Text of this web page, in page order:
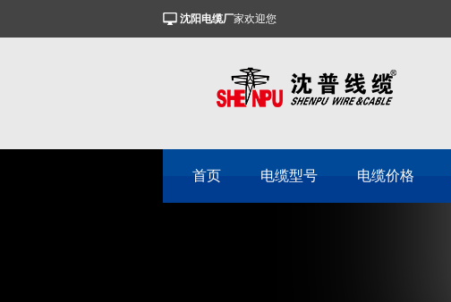
沈阳电缆厂家欢迎您
首页 电缆型号 电缆价格